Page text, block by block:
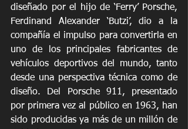
diseñado por el hijo de ‘Ferry’ Porsche,
Ferdinand Alexander ‘Butzi’, dio a la
compañía el impulso para convertirla en
uno de los principales fabricantes de
vehículos deportivos del mundo, tanto
desde una perspectiva técnica como de
diseño. Del Porsche 911, presentado
por primera vez al público en 1963, han
sido producidas ya más de un millón de